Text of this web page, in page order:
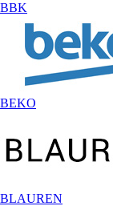
BBK
BEKO
BLAUREN